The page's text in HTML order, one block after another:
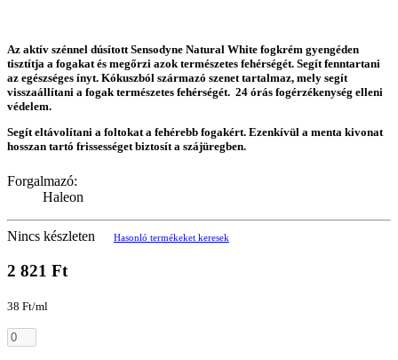
Az aktív szénnel dúsított Sensodyne Natural White fogkrém gyengéden
tisztítja a fogakat és megőrzi azok természetes fehérségét. Segít fenntartani
az egészséges ínyt. Kókuszból származó szenet tartalmaz, mely segít
visszaállítani a fogak természetes fehérségét. 24 órás fogérzékenység elleni
védelem.
Segít eltávolítani a foltokat a fehérebb fogakért. Ezenkívül a menta kivonat
hosszan tartó frissességet biztosít a szájüregben.
Forgalmazó:
Haleon
Nincs készleten Hasonló termékeket keresek
2 821 Ft
38 Ft/ml